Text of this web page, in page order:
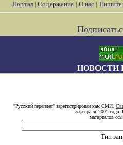
Портал| Содержание| О нас| Пишите
НОВОСТИ
"Русский переплет" зарегистрирован как СМИ.
5 февраля 2001 года.
материалов
Тип